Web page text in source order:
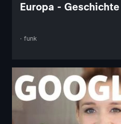
Europa - Geschichte
· funk